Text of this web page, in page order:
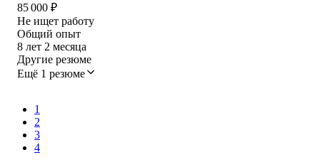
85 000 ₽
Не ищет работу
Общий опыт
8 лет 2 месяца
Другие резюме
Ещё 1 резюме
1
2
3
4